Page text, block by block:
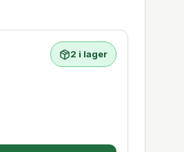
2 i lager